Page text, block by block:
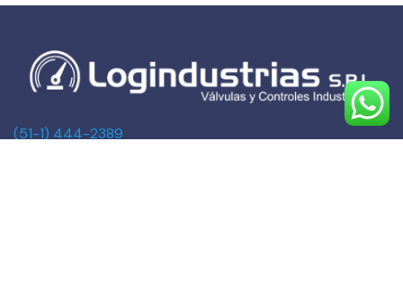
(51-1) 444-2389